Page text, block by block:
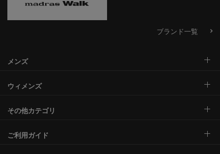
ブランド一覧
メンズ
ウィメンズ
その他カテゴリ
ご利用ガイド